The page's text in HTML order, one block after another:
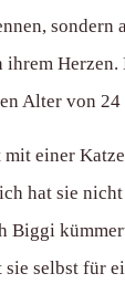
sondern
ihrem
Alter von 24
mit einer
hat sie
Biggi
selbst für